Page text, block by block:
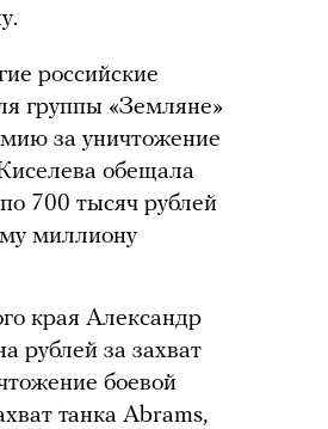
российские
группы «Земляне»
за уничтожение
обещала
700 тысяч рублей
миллиону
края Александр
рублей за захват
боевой
танка Abrams,